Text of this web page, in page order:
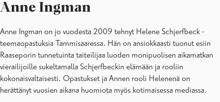
Anne Ingman
Anne Ingman on jo vuodesta 2009 tehnyt Helene Schjerfbeck -
teemaopastuksia Tammisaaressa. Hän on ansiokkaasti tuonut esiin
Raaseporin tunnetuinta taiteilijaa luoden monipuolisen aikamatkan
vierailijoille sukeltamalla Schjerfbeckin elämään ja rooliin
kokonaisvaltaisesti. Opastukset ja Annen rooli Helenenä on
herättänyt vuosien aikana huomiota myös kotimaisessa mediassa.